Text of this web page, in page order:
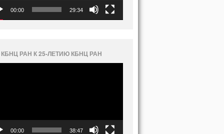
00:00 29:34
РАН К 25-ЛЕТИЮ КБНЦ РАН
00:00 38:47